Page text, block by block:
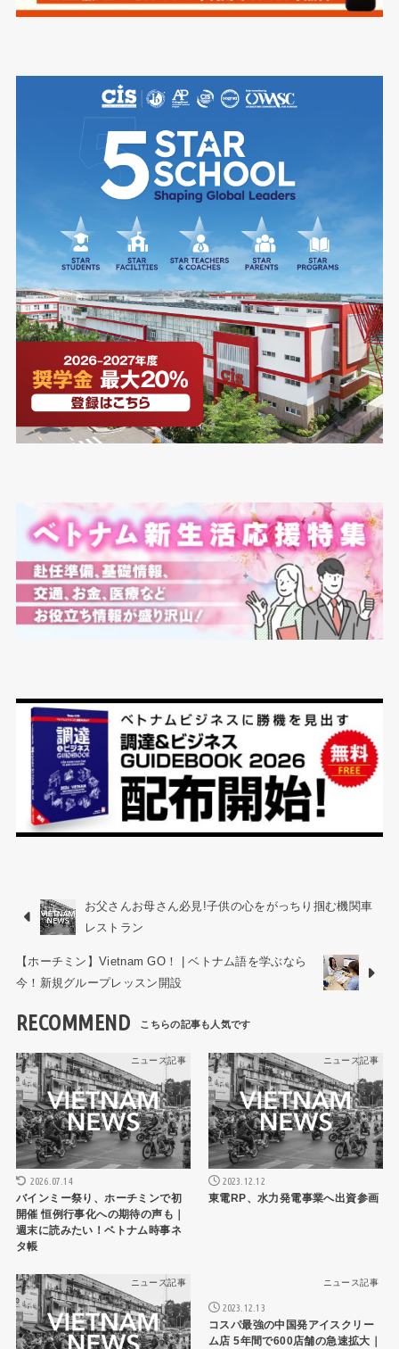
お父さんお母さん必見!子供の心をがっちり掴む機関車
レストラン
【ホーチミン】Vietnam GO！ | ベトナム語を学ぶなら
今！新規グループレッスン開設
RECOMMEND
ニュース記事
2026.07.14
バインミー祭り、ホーチミンで初
開催 恒例行事化への期待の声も｜
週末に読みたい！ベトナム時事ネ
タ帳
ニュース記事
2023.12.12
東電RP、水力発電事業へ出資参画
ニュース記事 ニュース記事
2023.12.13
コスパ最強の中国発アイスクリー
ム店 5年間で600店舗の急速拡大｜